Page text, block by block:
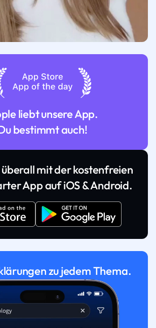
liebt unsere App.
bestimmt auch!
mit der kostenfreien
App auf iOS & Android.
zu jedem Thema.